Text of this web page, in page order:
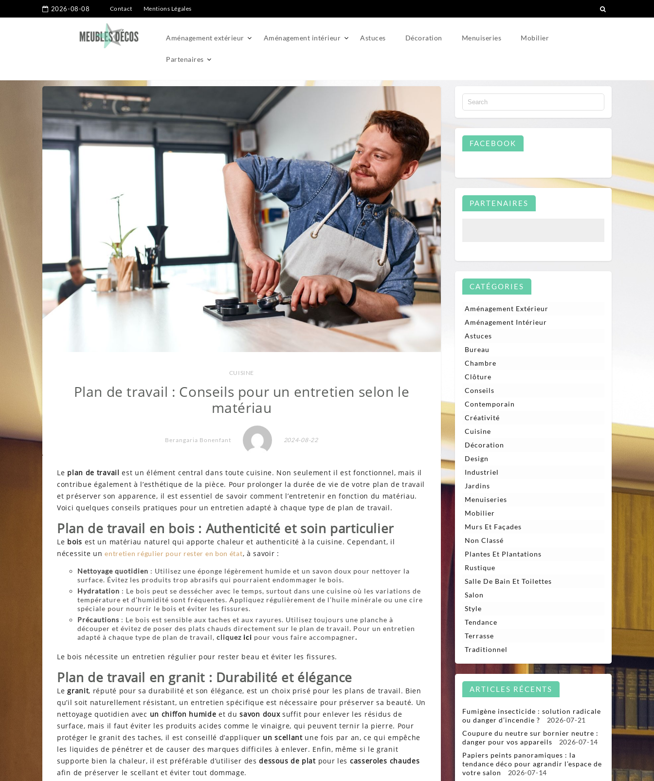
2026-08-08 Contact Mentions Légales
Aménagement extérieur Aménagement intérieur Astuces Décoration Menuiseries Mobilier
Partenaires
CUISINE
Plan de travail : Conseils pour un entretien selon le
matériau
Berangaria Bonenfant 2024-08-22
Le plan de travail est un élément central dans toute cuisine. Non seulement il est fonctionnel, mais il
contribue également à l’esthétique de la pièce. Pour prolonger la durée de vie de votre plan de travail
et préserver son apparence, il est essentiel de savoir comment l’entretenir en fonction du matériau.
Voici quelques conseils pratiques pour un entretien adapté à chaque type de plan de travail.
Plan de travail en bois : Authenticité et soin particulier
Le bois est un matériau naturel qui apporte chaleur et authenticité à la cuisine. Cependant, il
nécessite unentretien régulier pour rester en bon état, à savoir :
Nettoyage quotidien : Utilisez une éponge légèrement humide et un savon doux pour nettoyer la
surface. Évitez les produits trop abrasifs qui pourraient endommager le bois.
Hydratation : Le bois peut se dessécher avec le temps, surtout dans une cuisine où les variations de
température et d’humidité sont fréquentes. Appliquez régulièrement de l’huile minérale ou une cire
spéciale pour nourrir le bois et éviter les fissures.
Précautions : Le bois est sensible aux taches et aux rayures. Utilisez toujours une planche à
découper et évitez de poser des plats chauds directement sur le plan de travail. Pour un entretien
adapté à chaque type de plan de travail, cliquez ici pour vous faire accompagner.
Le bois nécessite un entretien régulier pour rester beau et éviter les fissures.
Plan de travail en granit : Durabilité et élégance
Legranit, réputé pour sa durabilité et son élégance, est un choix prisé pour les plans de travail. Bien
qu’il soit naturellement résistant, un entretien spécifique est nécessaire pour préserver sa beauté. Un
nettoyage quotidien avec un chiffon humide et dusavon douxsuffit pour enlever les résidus de
surface, mais il faut éviter les produits acides comme le vinaigre, qui peuvent ternir la pierre. Pour
protéger le granit des taches, il est conseillé d’appliquer un scellantune fois par an, ce qui empêche
les liquides de pénétrer et de causer des marques difficiles à enlever. Enfin, même si le granit
supporte bien la chaleur, il est préférable d’utiliser desdessous de platpour les casseroles chaudes
afin de préserver le scellant et éviter tout dommage.
FACEBOOK
PARTENAIRES
CATÉGORIES
Aménagement Extérieur
Aménagement Intérieur
Astuces
Bureau
Chambre
Clôture
Conseils
Contemporain
Créativité
Cuisine
Décoration
Design
Industriel
Jardins
Menuiseries
Mobilier
Murs Et Façades
Non Classé
Plantes Et Plantations
Rustique
Salle De Bain Et Toilettes
Salon
Style
Tendance
Terrasse
Traditionnel
ARTICLES RÉCENTS
Fumigène insecticide : solution radicale
ou danger d’incendie ?
2026-07-21
Coupure du neutre sur bornier neutre :
danger pour vos appareils
2026-07-14
Papiers peints panoramiques : la
tendance déco pour agrandir l’espace de
votre salon
2026-07-14